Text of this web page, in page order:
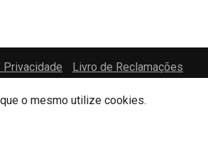
o mesmo utilize cookies.
Livro de Reclamações